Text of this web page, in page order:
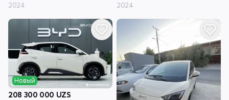
2024 2024
Новый
208 300 000 UZS